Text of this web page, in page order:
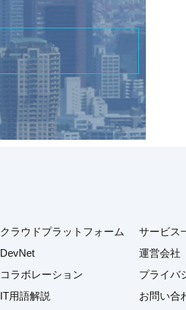
クラウドプラットフォーム
DevNet
コラボレーション
IT用語解説
サービス
運営会社
プライバ
お問い合